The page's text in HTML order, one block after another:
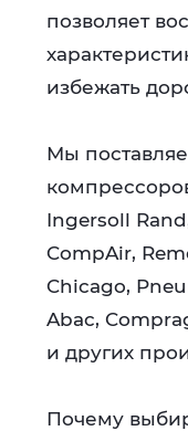
позволяет
избежать
Мы
Ingersoll
CompAir,
Chicago,
Abac,
и других
Почему